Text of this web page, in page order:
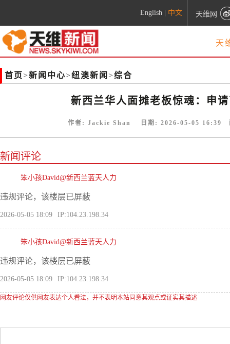
English 中文 天维网
天
首页>新闻中心>纽澳新闻 >综合
新西兰华人面摊老板惊魂：申
作者: Jackie Shan 日期: 2026-05-05 16:39
新闻评论
笨小孩David@新西兰蓝天人力
违规评论，该楼层已屏蔽
2026-05-05 18:09 IP:104.23.198.34
笨小孩David@新西兰蓝天人力
违规评论，该楼层已屏蔽
2026-05-05 18:09 IP:104.23.198.34
网友评论仅供网友表达个人看法，并不表明本站同意其观点或证实其描述